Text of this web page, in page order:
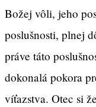
Božej vôli, jeho
poslušnosti, plnej
práve táto
dokonalá pokora
víťazstva. Otec si